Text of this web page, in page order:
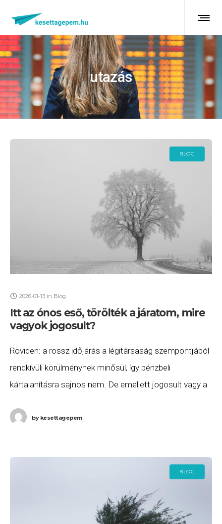
utazás
BLOG
2026-01-13 in Blog
Itt az ónos eső, törölték a járatom, mire
vagyok jogosult?
Röviden: a rossz időjárás a légitársaság szempontjából
rendkívüli körülménynek minősül, így pénzbeli
kártalanításra sajnos nem. De emellett jogosult vagy a
annak indulásáig. Ha ezeket
bykesettagepem
BLOG